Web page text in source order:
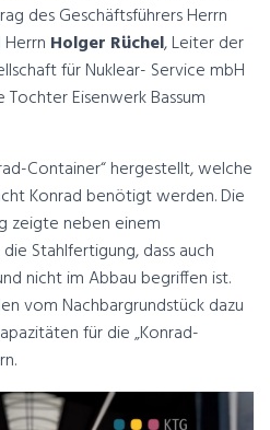
des Geschäftsführers Herrn
Holger Rüchel, Leiter der
für Nuklear- Service mbH
Tochter Eisenwerk Bassum
Container“ hergestellt, welche
Konrad benötigt werden. Die
zeigte neben einem
Stahlfertigung, dass auch
nicht im Abbau begriffen ist.
vom Nachbargrundstück dazu
für die „Konrad-